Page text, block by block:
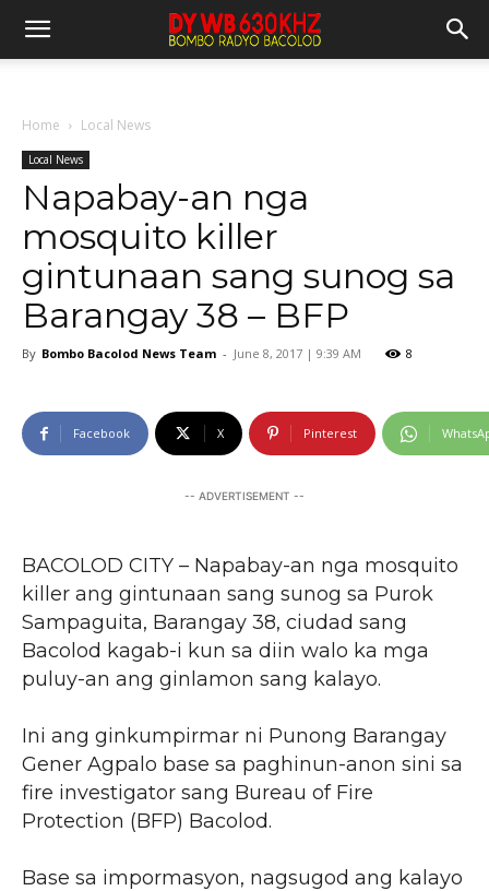
Home Local News
Local News
Napabay-an nga
mosquito killer
gintunaan sang sunog sa
Barangay 38 – BFP
By Bombo Bacolod News Team - June 8, 2017 | 9:39 AM 8
Facebook X Pinterest
-- ADVERTISEMENT --
BACOLOD CITY – Napabay-an nga mosquito
killer ang gintunaan sang sunog sa Purok
Sampaguita, Barangay 38, ciudad sang
Bacolod kagab-i kun sa diin walo ka mga
puluy-an ang ginlamon sang kalayo.
Ini ang ginkumpirmar ni Punong Barangay
Gener Agpalo base sa paghinun-anon sini sa
fire investigator sang Bureau of Fire
Protection (BFP) Bacolod.
Base sa impormasyon, nagsugod ang kalayo